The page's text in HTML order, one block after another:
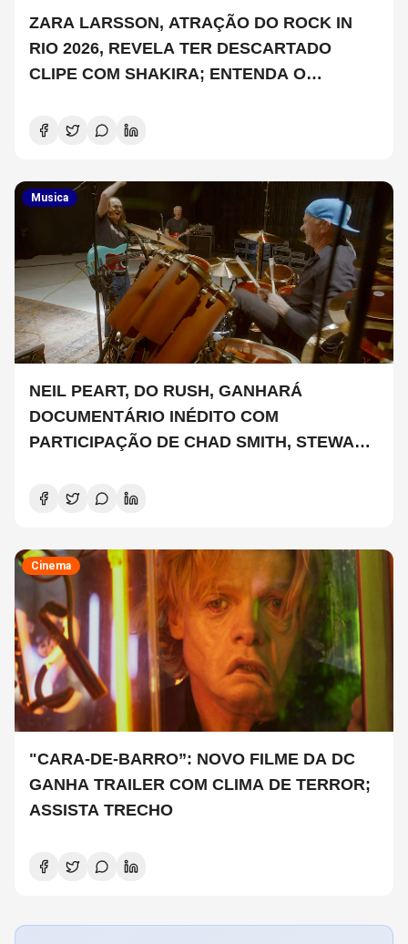
ZARA LARSSON, ATRAÇÃO DO ROCK IN
RIO 2026, REVELA TER DESCARTADO
CLIPE COM SHAKIRA; ENTENDA O
Musica
NEIL PEART, DO RUSH, GANHARÁ
DOCUMENTÁRIO INÉDITO COM
PARTICIPAÇÃO DE CHAD SMITH, STEWART
Cinema
"CARA-DE-BARRO”: NOVO FILME DA DC
GANHA TRAILER COM CLIMA DE TERROR;
ASSISTA TRECHO